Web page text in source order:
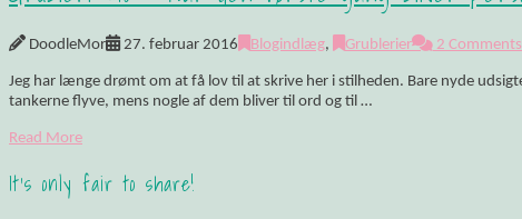
DoodleMor 27. februar 2016 Blogindlæg, Grublerier 2 Comments
Jeg har længe drømt om at få lov til at skrive her i stilheden. Bare nyde
tankerne flyve, mens nogle af dem bliver til ord og til …
Read More
It's only fair to share!